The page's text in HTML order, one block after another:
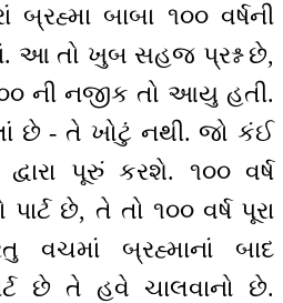
બાબા ૧૦૦ વર્ષની
આ તો ખુબ સહજ પ્રશ્ન છે,
ની નજીક તો આયુ હતી.
છે - તે ખોટું નથી. જો કંઈ
પૂરું કરશે. ૧૦૦ વર્ષ
છે, તે તો ૧૦૦ વર્ષ પૂરા
વચમાં બ્રહ્માનાં બાદ
છે તે હવે ચાલવાનો છે.